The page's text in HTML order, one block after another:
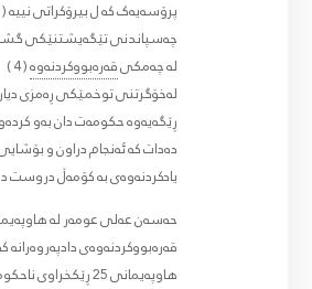
چەسپاندنی تێگەیشتنێکی
لە چەمکیقەرەبووکردنەوە
( 4 )
لەخۆگرتنی توخمێکی ڕەمزی
ڕێگەیەوە حکومەت دان بەو
دەدات کە ئەنجام دراون و
یادکردنەوەی بە کۆمەڵ دروست
حەسەن عەلی عومەر لە
قەرەبووکردنەوەی دادپەروەرانە
هاوپەیمانی 25 ڕێکخراوی